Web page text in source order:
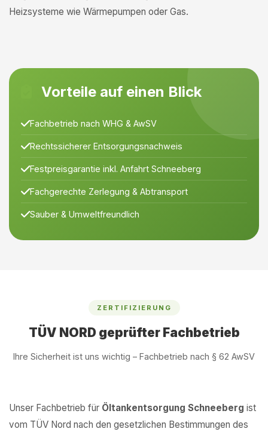
Heizsysteme wie Wärmepumpen oder Gas.
Vorteile auf einen Blick
Fachbetrieb nach WHG & AwSV
Rechtssicherer Entsorgungsnachweis
Festpreisgarantie inkl. Anfahrt Schneeberg
Fachgerechte Zerlegung & Abtransport
Sauber & Umweltfreundlich
ZERTIFIZIERUNG
TÜV NORD geprüfter Fachbetrieb
Ihre Sicherheit ist uns wichtig – Fachbetrieb nach § 62 AwSV
Unser Fachbetrieb für Öltankentsorgung Schneeberg ist
vom TÜV Nord nach den gesetzlichen Bestimmungen des